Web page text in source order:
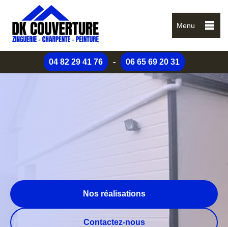
Menu
04 82 29 41 76 - 06 65 69 20 31
Nos réalisations
Contactez-nous